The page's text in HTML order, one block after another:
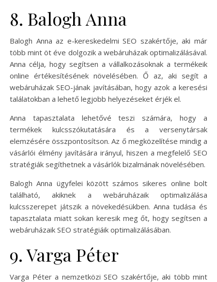
8. Balogh Anna
Balogh Anna az e-kereskedelmi SEO szakértője, aki már
több mint öt éve dolgozik a webáruházak optimalizálásával.
Anna célja, hogy segítsen a vállalkozásoknak a termékeik
online értékesítésének növelésében. Ő az, aki segít a
webáruházak SEO-jának javításában, hogy azok a keresési
találatokban a lehető legjobb helyezéseket érjék el.
Anna tapasztalata lehetővé teszi számára, hogy a
termékek kulcsszókutatására és a versenytársak
elemzésére összpontosítson. Az ő megközelítése mindig a
vásárlói élmény javítására irányul, hiszen a megfelelő SEO
stratégiák segíthetnek a vásárlók bizalmának növelésében.
Balogh Anna ügyfelei között számos sikeres online bolt
található, akiknek a webáruházaik optimalizálása
kulcsszerepet játszik a növekedésükben. Anna tudása és
tapasztalata miatt sokan keresik meg őt, hogy segítsen a
webáruházaik SEO stratégiáik optimalizálásában.
9. Varga Péter
Varga Péter a nemzetközi SEO szakértője, aki több mint